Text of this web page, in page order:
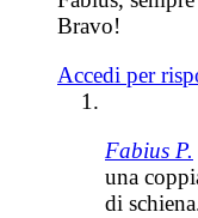
Bravo!
Accedi per
Fabius P.
una
di